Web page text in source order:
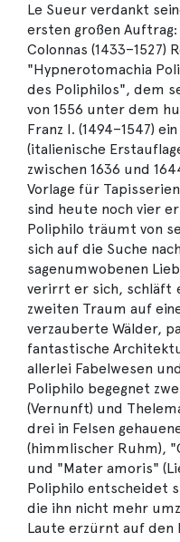
Le Sueur verdankt
ersten großen
Colonnas (1433–1527)
"Hypnerotomachia
des Poliphilos", dem
von 1556 unter dem
Franz I. (1494–1547)
(italienische
zwischen 1636 und
Vorlage für
sind heute noch vier
Poliphilo träumt von
sich auf die Suche
sagenumwobenen
verirrt er sich, schläft
zweiten Traum auf
verzauberte Wälder,
fantastische
allerlei Fabelwesen
Poliphilo begegnet
(Vernunft) und
drei in Felsen
(himmlischer Ruhm),
und "Mater amoris"
Poliphilo entscheidet
die ihn nicht mehr
Laute erzürnt auf den